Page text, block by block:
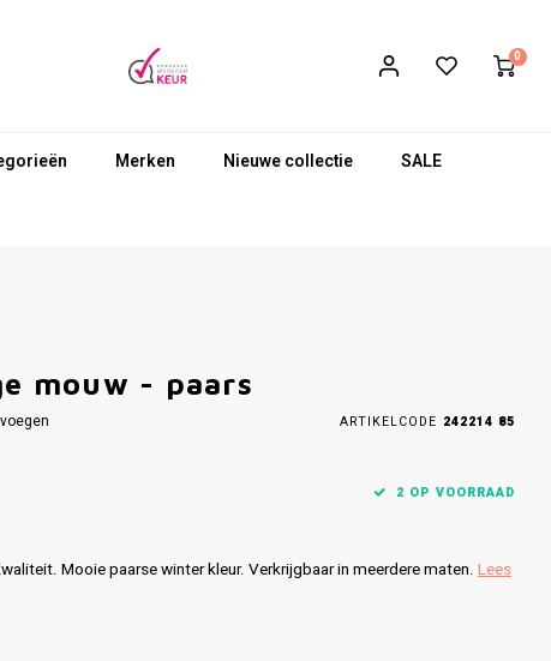
0
Merken Nieuwe collectie SALE
mouw - paars
ARTIKELCODE 242214 85
2 OP VOORRAAD
Mooie paarse winter kleur. Verkrijgbaar in meerdere maten. Lees